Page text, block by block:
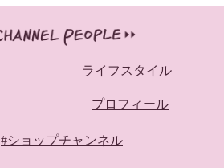
ライフスタイル
プロフィール
#ショップチャンネル